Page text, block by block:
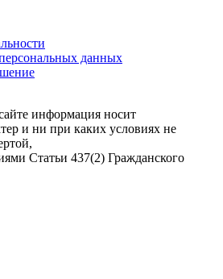
данных
информация носит
и ни при каких условиях не
Статьи 437(2) Гражданского